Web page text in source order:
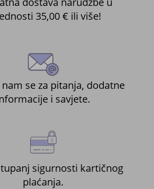
35,00 € ili više!
se za pitanja, dodatne
i savjete.
sigurnosti kartičnog
plaćanja.